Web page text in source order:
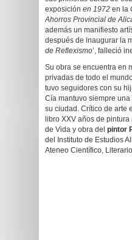
exposición en 1972 en la
Ahorros Provincial de
además un manifiesto
después de inaugurar la
de Reflexismo’, falleció
Su obra se encuentra en
privadas de todo el
tuvo seguidores con su
Cía mantuvo siempre
su ciudad. Crítico de arte
libro XXV años de
de Vida y obra del pintor
del Instituto de Estudios
Ateneo Científico,